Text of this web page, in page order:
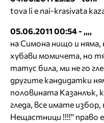
tova li e nai-krasivata
05.06.2011 00:54 - ,,,,
на Симона нищо и няма,
хубави момичета, но
татус била, ми не го
другите кандидатки
половината Казанлък,
гледа, все имате
Нещастници !!!!'' право